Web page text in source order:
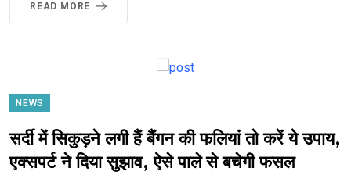
READ MORE
NEWS
सर्दी में सिकुड़ने लगी हैं बैंगन की फलियां तो करें ये उपाय,
एक्सपर्ट ने दिया सुझाव, ऐसे पाले से बचेगी फसल